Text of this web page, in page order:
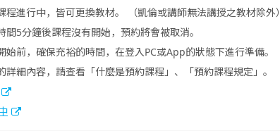
程進行中，皆可更換教材。 （凱倫或講師無法講授之教材除外）
間5分鐘後課程沒有開始，預約將會被取消。
始前，確保充裕的時間，在登入PC或App的狀態下進行準備。
詳細內容，請查看「什麼是預約課程」、「預約課程規定」。